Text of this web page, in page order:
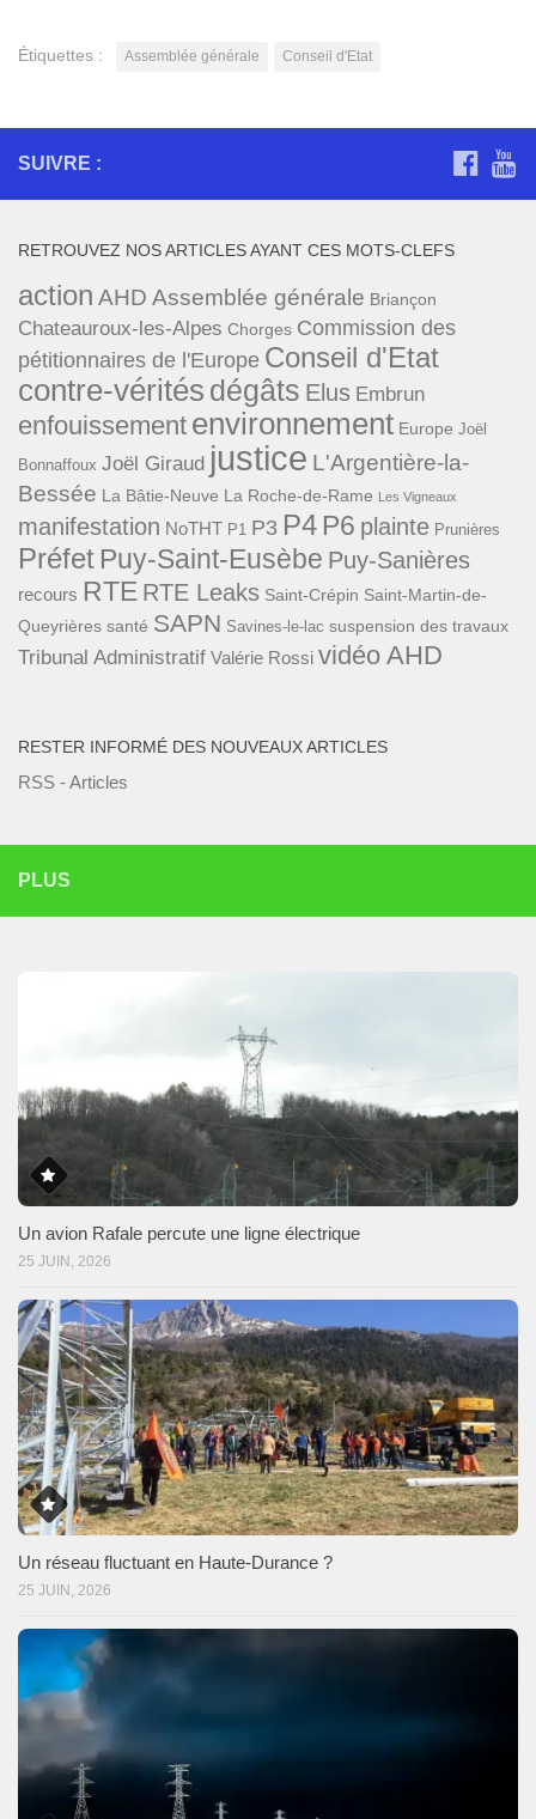
Étiquettes : Assemblée générale Conseil d'Etat
SUIVRE :
RETROUVEZ NOS ARTICLES AYANT CES MOTS-CLEFS
action AHD Assemblée générale Briançon
Chateauroux-les-Alpes Chorges Commission des
pétitionnaires de l'Europe Conseil d'Etat
contre-vérités dégâts Elus Embrun
enfouissement environnement Europe Joël
Bonnaffoux Joël Giraud justice L'Argentière-la-
Bessée La Bâtie-Neuve La Roche-de-Rame Les Vigneaux
manifestation NoTHT P1 P3 P4 P6 plainte Prunières
Préfet Puy-Saint-Eusèbe Puy-Sanières
recours RTE RTE Leaks Saint-Crépin Saint-Martin-de-
Queyrières santé SAPN Savines-le-lac suspension des travaux
Tribunal Administratif Valérie Rossi vidéo AHD
RESTER INFORMÉ DES NOUVEAUX ARTICLES
RSS - Articles
PLUS
Un avion Rafale percute une ligne électrique
25 JUIN, 2026
Un réseau fluctuant en Haute-Durance ?
25 JUIN, 2026